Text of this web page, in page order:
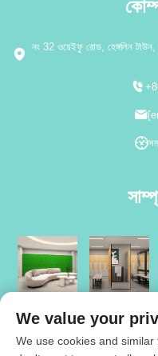
নং 32 ওয়েইফু রোড, হেঙ্গলিন
We value your
We use cookies and